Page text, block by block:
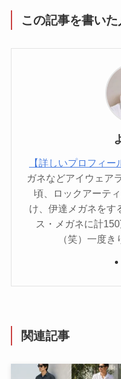
この記事を書いた
【詳しいプロフィー
ガネなどアイウェア
頃、ロックアーテ
け、伊達メガネをす
ス・メガネに計
（笑）一度き
関連記事